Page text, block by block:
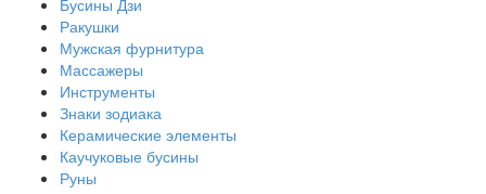
Бусины Дзи
Ракушки
Мужская фурнитура
Массажеры
Инструменты
Знаки зодиака
Керамические элементы
Каучуковые бусины
Руны